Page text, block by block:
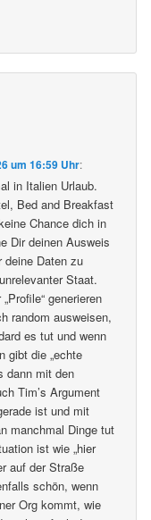
um 16:59 Uhr:
in Italien Urlaub.
Bed and Breakfast
Chance dich in
Dir deinen Ausweis
deine Daten zu
Staat.
generieren
random ausweisen,
es tut und wenn
gibt die „echte
dann mit den
Tim’s Argument
ist und mit
manchmal Dinge tut
ist wie „hier
auf der Straße
schön, wenn
Org kommt, wie